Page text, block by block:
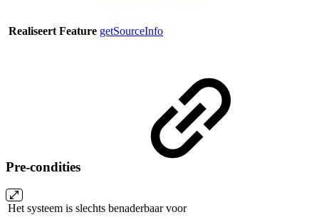
Realiseert Feature getSourceInfo
Pre-condities
Het systeem is slechts benaderbaar voor